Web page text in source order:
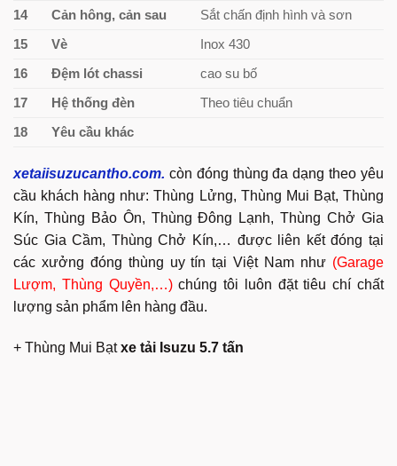
14 Cản hông, cản sau Sắt chấn định hình và sơn
15 Vè Inox 430
16 Đệm lót chassi cao su bố
17 Hệ thống đèn Theo tiêu chuẩn
18 Yêu cầu khác
xetaiisuzucantho.com. còn đóng thùng đa dạng theo yêu
cầu khách hàng như: Thùng Lửng, Thùng Mui Bạt, Thùng
Kín, Thùng Bảo Ôn, Thùng Đông Lạnh, Thùng Chở Gia
Súc Gia Cầm, Thùng Chở Kín,… được liên kết đóng tại
các xưởng đóng thùng uy tín tại Việt Nam như (Garage
Lượm, Thùng Quyền,…)chúng tôi luôn đặt tiêu chí chất
lượng sản phẩm lên hàng đầu.
+ Thùng Mui Bạtxe tải Isuzu 5.7 tấn